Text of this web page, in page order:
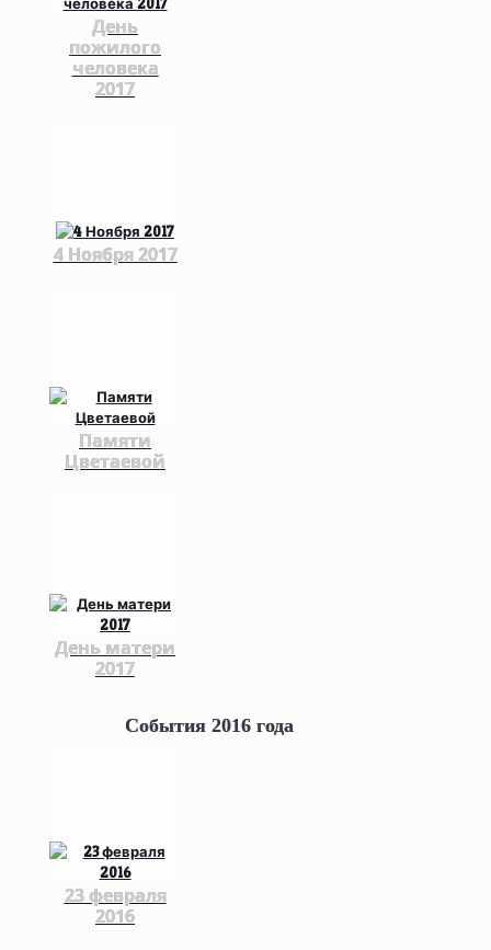
День
пожилого
человека
2017
4 Ноября 2017
Памяти
Цветаевой
День матери
2017
События 2016 года
23 февраля
2016